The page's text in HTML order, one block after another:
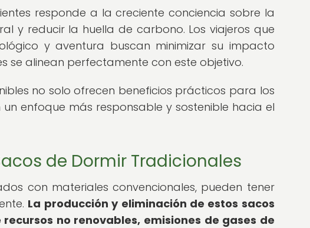
responde a la creciente conciencia sobre la
y reducir la huella de carbono. Los viajeros que
y aventura buscan minimizar su impacto
se alinean perfectamente con este objetivo.
no solo ofrecen beneficios prácticos para los
enfoque más responsable y sostenible hacia el
de Dormir Tradicionales
con materiales convencionales, pueden tener
La producción y eliminación de estos sacos
no renovables, emisiones de gases de